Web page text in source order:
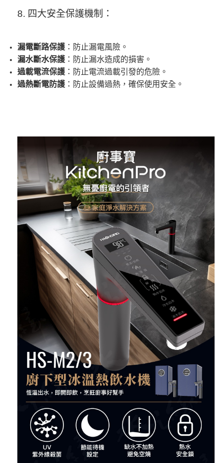
8. 四大安全保護機制：
漏電斷路保護 ：防止漏電風險。
漏水斷水保護 ：防止漏水造成的損害。
過載電流保護 ：防止電流過載引發的危險。
過熱斷電防護 ：防止設備過熱，確保使用安全。